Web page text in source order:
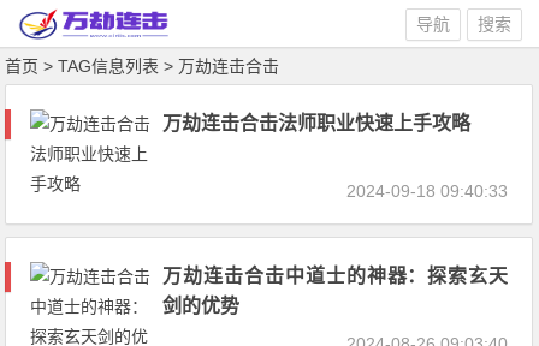
搜索
导航
首页 > TAG信息列表 > 万劫连击合击
万劫连击合击法师职业快速上手攻略
2024-09-18 09:40:33
万劫连击合击中道士的神器：探索玄天
剑的优势